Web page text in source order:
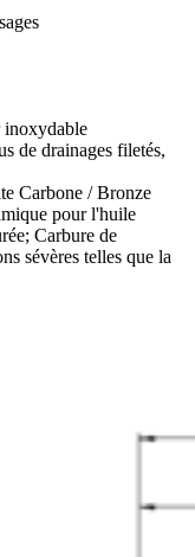
inoxydable
de drainages filetés,
Carbone / Bronze
pour l'huile
Carbure de
sévères telles que la